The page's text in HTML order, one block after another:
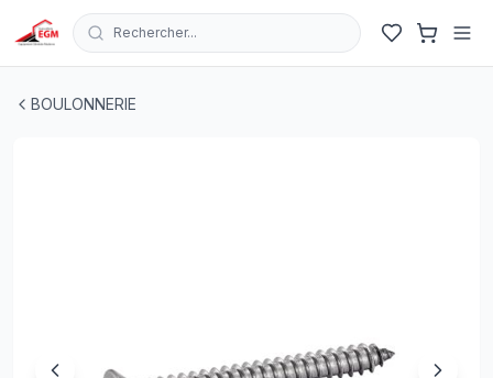
Rechercher...
BOULONNERIE